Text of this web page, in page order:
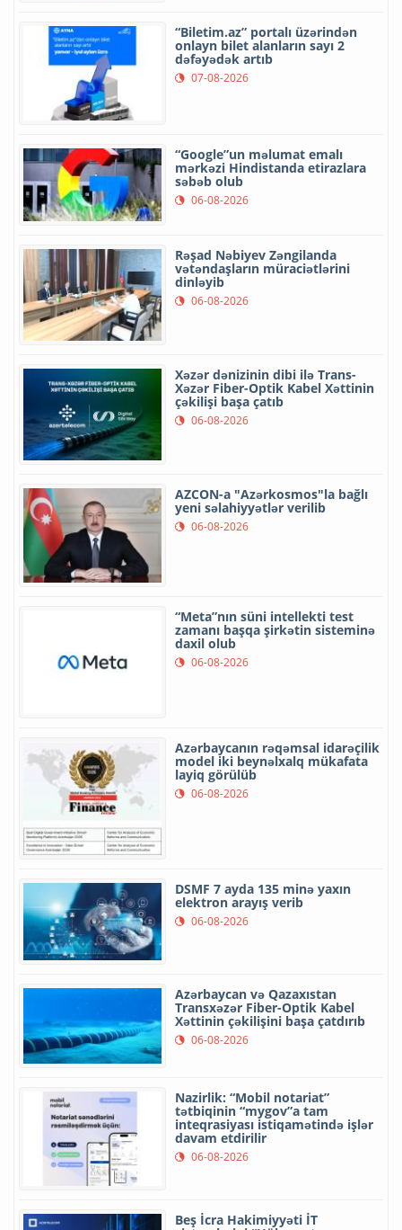
“Biletim.az” portalı üzərindən
onlayn bilet alanların sayı 2
dəfəyədək artıb
07-08-2026
“Google”un məlumat emalı
mərkəzi Hindistanda etirazlara
səbəb olub
06-08-2026
Rəşad Nəbiyev Zəngilanda
vətəndaşların müraciətlərini
dinləyib
06-08-2026
Xəzər dənizinin dibi ilə Trans-
Xəzər Fiber-Optik Kabel Xəttinin
çəkilişi başa çatıb
06-08-2026
AZCON-a "Azərkosmos"la bağlı
yeni səlahiyyətlər verilib
06-08-2026
“Meta”nın süni intellekti test
zamanı başqa şirkətin sisteminə
daxil olub
06-08-2026
Azərbaycanın rəqəmsal idarəçilik
model iki beynəlxalq mükafata
layiq görülüb
06-08-2026
DSMF 7 ayda 135 minə yaxın
elektron arayış verib
06-08-2026
Azərbaycan və Qazaxıstan
Transxəzər Fiber-Optik Kabel
Xəttinin çəkilişini başa çatdırıb
06-08-2026
Nazirlik: “Mobil notariat”
tətbiqinin “mygov”a tam
inteqrasiyası istiqamətində işlər
davam etdirilir
06-08-2026
Beş İcra Hakimiyyəti İT